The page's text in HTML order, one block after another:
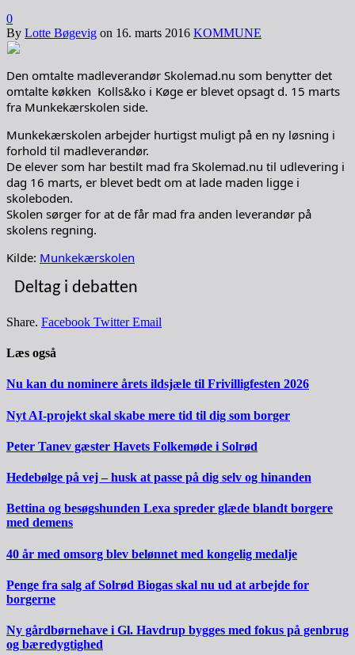
0
By Lotte Bøgevig on 16. marts 2016 KOMMUNE
Den omtalte madleverandør Skolemad.nu som benytter det
omtalte køkken Kolls&ko i Køge er blevet opsagt d. 15 marts
fra Munkekærskolen side.
Munkekærskolen arbejder hurtigst muligt på en ny løsning i
forhold til madleverandør.
De elever som har bestilt mad fra Skolemad.nu til udlevering i
dag 16 marts, er blevet bedt om at lade maden ligge i
skoleboden.
Skolen sørger for at de får mad fra anden leverandør på
skolens regning.
Kilde: Munkekærskolen
Deltag i debatten
Share. Facebook Twitter Email
Læs også
Nu kan du nominere årets ildsjæle til Frivilligfesten 2026
Nyt AI-projekt skal skabe mere tid til dig som borger
Peter Tanev gæster Havets Folkemøde i Solrød
Hedebølge på vej – husk at passe på dig selv og hinanden
Bettina og besøgshunden Lexa spreder glæde blandt borgere
med demens
40 år med omsorg blev belønnet med kongelig medalje
Penge fra salg af Solrød Biogas skal nu ud at arbejde for
borgerne
Ny gårdbørnehave i Gl. Havdrup bygges med fokus på genbrug
og bæredygtighed